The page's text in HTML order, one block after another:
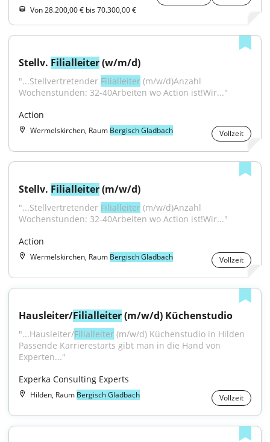
Von 28.200,00 € bis 70.300,00 €
Stellv. Filialleiter (w/m/d)
"...Stellvertretender Filialleiter (m/w/d)Anzahl
Wochenstunden: 32-40Arbeiten wo Action ist!Wir..."
Action
Wermelskirchen, Raum Bergisch Gladbach Vollzeit
Stellv. Filialleiter (m/w/d)
"...Stellvertretender Filialleiter (m/w/d)Anzahl
Wochenstunden: 32-40Arbeiten wo Action ist!Wir..."
Action
Wermelskirchen, Raum Bergisch Gladbach Vollzeit
Hausleiter/Filialleiter (m/w/d) Küchenstudio
"...Hausleiter/Filialleiter (m/w/d) Küchenstudio in Hilden
Passende Karrierestarts gibt man in die Hand von
Experten..."
Experka Consulting Experts
Hilden, Raum Bergisch Gladbach Vollzeit